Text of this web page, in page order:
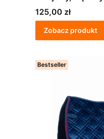
Cena
125,00 zł
Zobacz produkt
Bestseller